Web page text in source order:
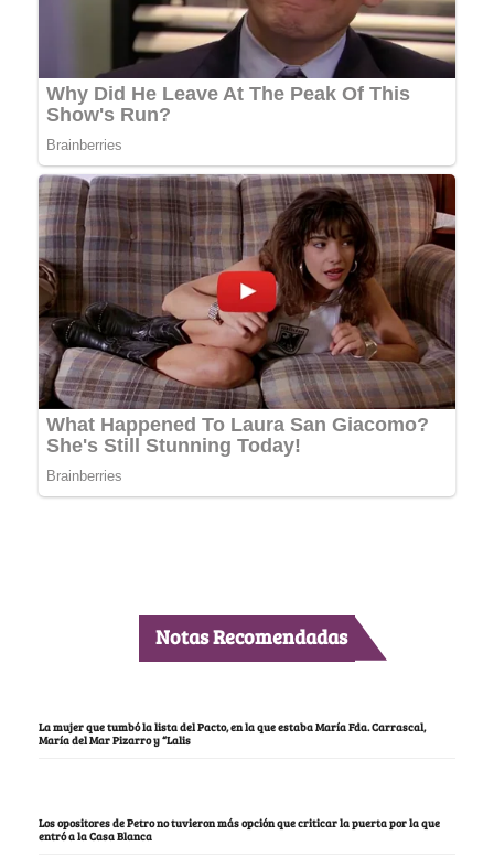
Notas Recomendadas
La mujer que tumbó la lista del Pacto, en la que estaba María Fda. Carrascal,
María del Mar Pizarro y “Lalis
Los opositores de Petro no tuvieron más opción que criticar la puerta por la que
entró a la Casa Blanca